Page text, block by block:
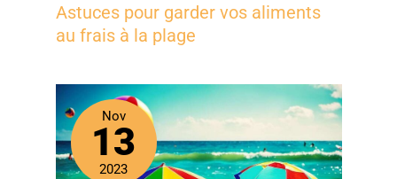
Astuces pour garder vos aliments
au frais à la plage
Nov
13
2023